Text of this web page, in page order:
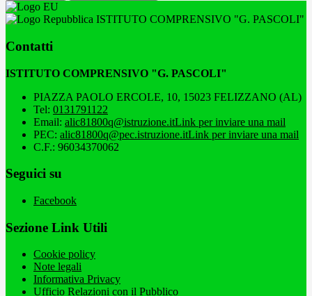
ISTITUTO COMPRENSIVO "G. PASCOLI"
Contatti
ISTITUTO COMPRENSIVO "G. PASCOLI"
PIAZZA PAOLO ERCOLE, 10, 15023 FELIZZANO (AL)
Tel: 0131791122
Email: alic81800q@istruzione.itLink per inviare una mail
PEC: alic81800q@pec.istruzione.itLink per inviare una mail
C.F.: 96034370062
Seguici su
Facebook
Sezione Link Utili
Cookie policy
Note legali
Informativa Privacy
Ufficio Relazioni con il Pubblico